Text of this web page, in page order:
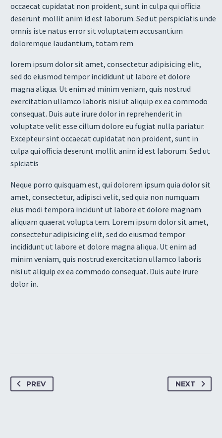
occaecat cupidatat non proident, sunt in culpa qui officia
deserunt mollit anim id est laborum. Sed ut perspiciatis unde
omnis iste natus error sit voluptatem accusantium
doloremque laudantium, totam rem
lorem ipsum dolor sit amet, consectetur adipisicing elit,
sed do eiusmod tempor incididunt ut labore et dolore
magna aliqua. Ut enim ad minim veniam, quis nostrud
exercitation ullamco laboris nisi ut aliquip ex ea commodo
consequat. Duis aute irure dolor in reprehenderit in
voluptate velit esse cillum dolore eu fugiat nulla pariatur.
Excepteur sint occaecat cupidatat non proident, sunt in
culpa qui officia deserunt mollit anim id est laborum. Sed ut
spiciatis
Neque porro quisquam est, qui dolorem ipsum quia dolor sit
amet, consectetur, adipisci velit, sed quia non numquam
eius modi tempora incidunt ut labore et dolore magnam
aliquam quaerat volupta tem. Lorem ipsum dolor sit amet,
consectetur adipisicing elit, sed do eiusmod tempor
incididunt ut labore et dolore magna aliqua. Ut enim ad
minim veniam, quis nostrud exercitation ullamco laboris
nisi ut aliquip ex ea commodo consequat. Duis aute irure
dolor in.
PREV NEXT